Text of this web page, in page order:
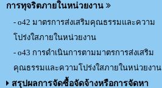
การทุจริตภายในหน่วยงาน
- o42 มาตรการส่งเสริมคุณธรรมและความ
โปร่งใสภายในหน่วยงาน
- o43 การดำเนินการตามมาตรการส่งเสริม
คุณธรรมและความโปร่งใสภายในหน่วยงาน
สรุปผลการจัดซื้อจัดจ้างหรือการจัดหา